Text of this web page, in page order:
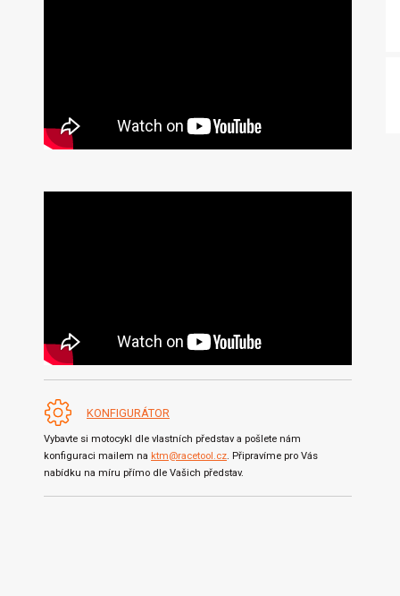
KONFIGURÁTOR
Vybavte si motocykl dle vlastních představ a pošlete nám
konfiguraci mailem na ktm@racetool.cz. Připravíme pro Vás
nabídku na míru přímo dle Vašich představ.